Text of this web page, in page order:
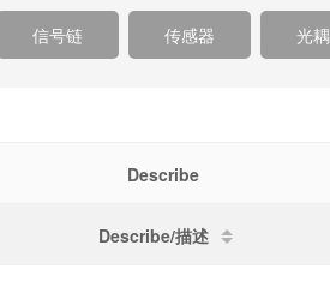
信号链 传感器 光耦
Describe
Describe/描述